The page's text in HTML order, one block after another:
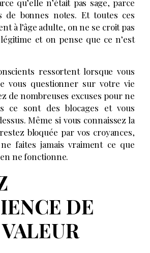
qu’elle n’était pas sage, parce
de bonnes notes. Et toutes ces
à l’âge adulte, on ne se croit pas
et on pense que ce n’est
ressortent lorsque vous
vous questionner sur votre vie
de nombreuses excuses pour ne
ce sont des blocages et vous
Même si vous connaissez la
bloquée par vos croyances,
faites jamais vraiment ce que
ne fonctionne.
DE